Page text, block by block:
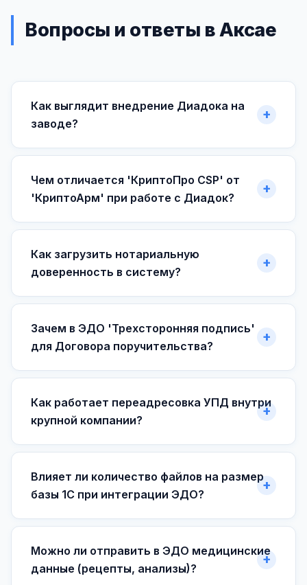
Вопросы и ответы в Аксае
Как выглядит внедрение Диадока на
заводе?
Чем отличается 'КриптоПро CSP' от
'КриптоАрм' при работе с Диадок?
Как загрузить нотариальную
доверенность в систему?
Зачем в ЭДО 'Трехсторонняя подпись'
для Договора поручительства?
Как работает переадресовка УПД внутри
крупной компании?
Влияет ли количество файлов на размер
базы 1С при интеграции ЭДО?
Можно ли отправить в ЭДО медицинские
данные (рецепты, анализы)?